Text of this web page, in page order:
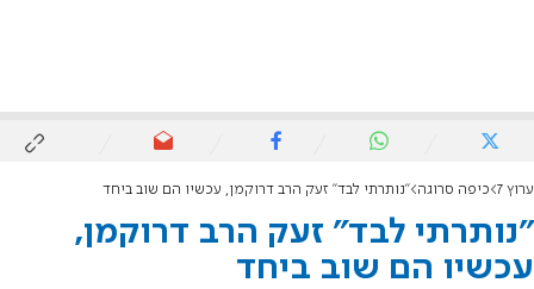
ערוץ 7 כיפה סרוגה "נותרתי לבד" זעק הרב דרוקמן, עכשיו הם שוב ביחד
"נותרתי לבד" זעק הרב דרוקמן,
עכשיו הם שוב ביחד